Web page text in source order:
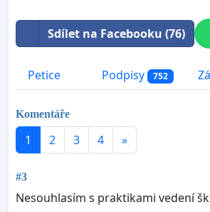
Sdílet na Facebooku (76)
Petice Podpisy 752
Komentáře
1 2 3 4 »
#3
Nesouhlasím s praktikami vedení